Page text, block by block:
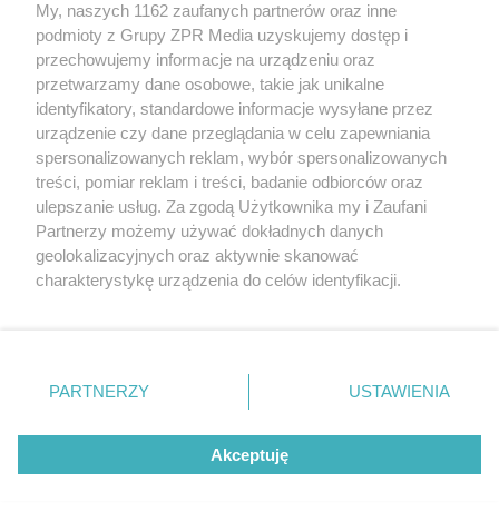
PIELĘGNACJA BORÓWKI
Zrób to po zebraniu borówek, a za
rok zbiory będą obfite
Jesień w Pepco! Stylowe kubki i
dodatki w świetnych cenach
My, naszych 1162 zaufanych partnerów oraz inne
podmioty z Grupy ZPR Media uzyskujemy dostęp i
przechowujemy informacje na urządzeniu oraz
przetwarzamy dane osobowe, takie jak unikalne
identyfikatory, standardowe informacje wysyłane przez
urządzenie czy dane przeglądania w celu zapewniania
spersonalizowanych reklam, wybór spersonalizowanych
treści, pomiar reklam i treści, badanie odbiorców oraz
ulepszanie usług. Za zgodą Użytkownika my i Zaufani
Partnerzy możemy używać dokładnych danych
geolokalizacyjnych oraz aktywnie skanować
charakterystykę urządzenia do celów identyfikacji.
zmienić/wycofać klikając przycisk ustawień prywatności
znajdujący się w lewym dolnym rogu strony
rodzaje przetwarzania danych nie wymagają zgody
użytkownika, ale masz prawo sprzeciwić się takiemu
przetwarzaniu. Preferencje będą miały zastosowanie tylko
PARTNERZY USTAWIENIA
Akceptuję